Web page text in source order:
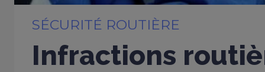
SÉCURITÉ ROUTIÈRE
Infractions